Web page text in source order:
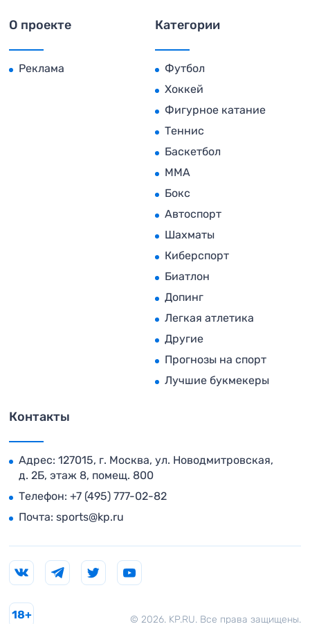
О проекте
Реклама
Категории
Футбол
Хоккей
Фигурное катание
Теннис
Баскетбол
MMA
Бокс
Автоспорт
Шахматы
Киберспорт
Биатлон
Допинг
Легкая атлетика
Другие
Прогнозы на спорт
Лучшие букмекеры
Контакты
Адрес: 127015, г. Москва, ул. Новодмитровская,
д. 2Б, этаж 8, помещ. 800
Телефон: +7 (495) 777-02-82
Почта: sports@kp.ru
© 2026. KP.RU. Все права защищены.
18+